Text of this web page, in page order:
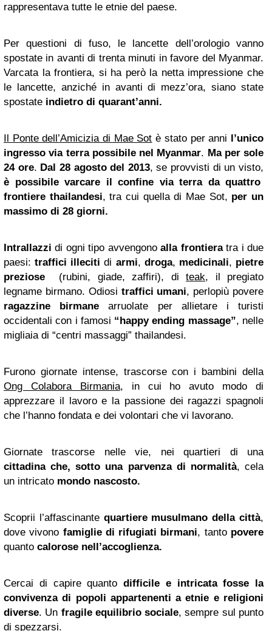
rappresentava tutte le etnie del paese.
Per questioni di fuso, le lancette dell’orologio vanno
spostate in avanti di trenta minuti in favore del Myanmar.
Varcata la frontiera, si ha però la netta impressione che
le lancette, anziché in avanti di mezz’ora, siano state
spostate indietro di quarant’anni.
Il Ponte dell’Amicizia di Mae Sot è stato per anni l’unico
ingresso via terra possibile nel Myanmar. Ma per sole
24 ore. Dal 28 agosto del 2013, se provvisti di un visto,
è possibile varcare il confine via terra da quattro
frontiere thailandesi, tra cui quella di Mae Sot, per un
massimo di 28 giorni.
Intrallazzi di ogni tipo avvengonoalla frontieratra i due
paesi:traffici illeciti di armi, droga, medicinali, pietre
preziose (rubini, giade, zaffiri), di teak, il pregiato
legname birmano. Odiosi traffici umani, perlopiù povere
ragazzine
birmane arruolate per allietare i turisti
occidentali con i famosi “happy ending massage”, nelle
migliaia di “centri massaggi” thailandesi.
Furono giornate intense, trascorse con i bambini della
Ong Colabora Birmania, in cui ho avuto modo di
apprezzare il lavoro e la passione dei ragazzi spagnoli
che l’hanno fondata e dei volontari che vi lavorano.
Giornate trascorse nelle vie, nei quartieri di una
cittadina che, sotto una parvenza di normalità, cela
un intricato mondo nascosto.
Scoprii l’affascinante quartiere musulmano della città,
dove vivono famiglie di rifugiati birmani, tanto povere
quanto calorose nell’accoglienza.
Cercai di capire quanto difficile e intricata fosse la
convivenza di popoli appartenenti a etnie e religioni
diverse. Un fragile equilibrio sociale, sempre sul punto
di spezzarsi.